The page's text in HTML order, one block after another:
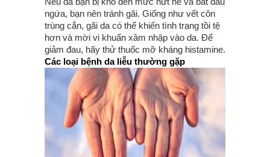
ngứa, bạn nên tránh gãi. Giống như vết côn
trùng cắn, gãi da có thể khiến tình trạng tồi tệ
hơn và mời vi khuẩn xâm nhập vào da. Để
giảm đau, hãy thử thuốc mỡ kháng histamine.
Các loại bệnh da liễu thường gặp